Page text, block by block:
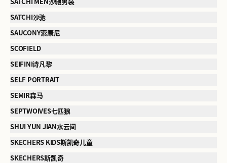
SATCHI MEN沙驰男装
SATCHI沙驰
SAUCONY索康尼
SCOFIELD
SEIFINI诗凡黎
SELF PORTRAIT
SEMIR森马
SEPTWOIVES七匹狼
SHUI YUN JIAN水云间
SKECHERS KIDS斯凯奇儿童
SKECHERS斯凯奇